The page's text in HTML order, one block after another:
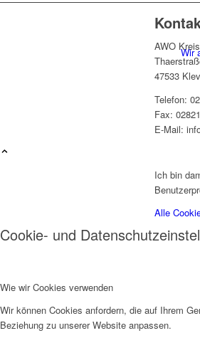
Wir
AWO
47533
Telefon:
Fax:
E-Mail:
Ich bin
Alle
Cookie- und
Wie wir Cookies verwenden
Wir können Cookies anfordern, die auf Ihrem
Beziehung zu unserer Website anpassen.